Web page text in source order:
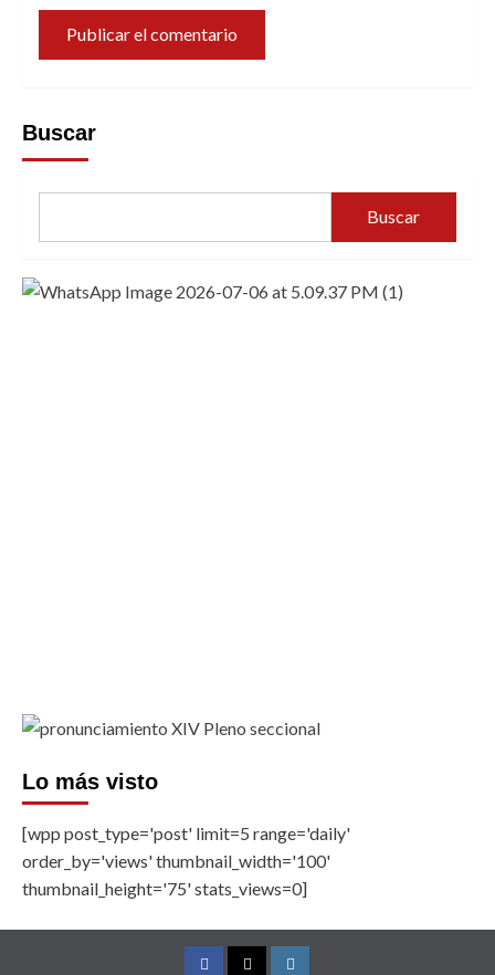
Buscar
Buscar
Lo más visto
[wpp post_type='post' limit=5 range='daily'
order_by='views' thumbnail_width='100'
thumbnail_height='75' stats_views=0]